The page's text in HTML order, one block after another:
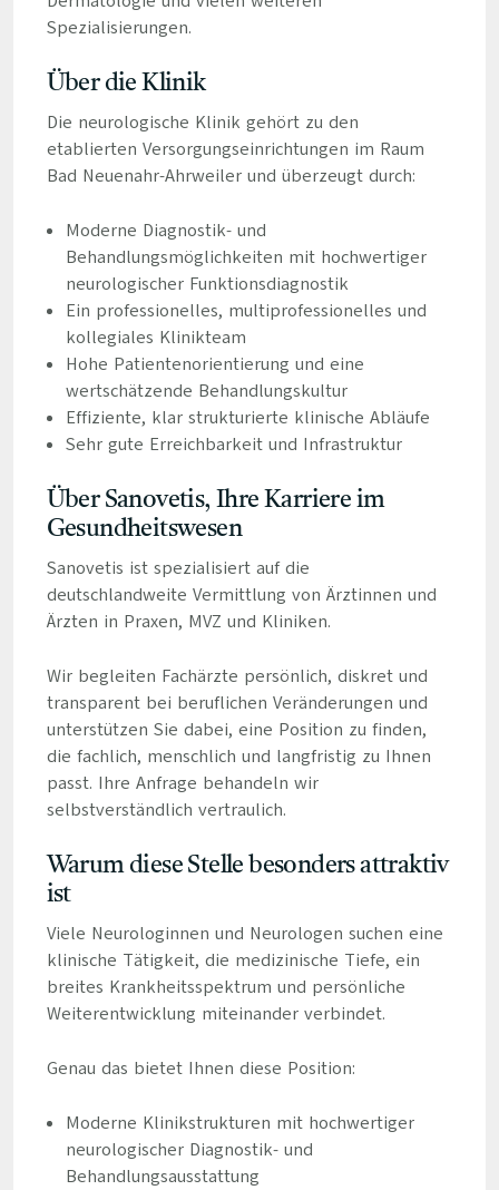
Spezialisierungen.
Über die Klinik
Die neurologische Klinik gehört zu den
etablierten Versorgungseinrichtungen im Raum
Bad Neuenahr-Ahrweiler und überzeugt durch:
Moderne Diagnostik- und
Behandlungsmöglichkeiten mit hochwertiger
neurologischer Funktionsdiagnostik
Ein professionelles, multiprofessionelles und
kollegiales Klinikteam
Hohe Patientenorientierung und eine
wertschätzende Behandlungskultur
Effiziente, klar strukturierte klinische Abläufe
Sehr gute Erreichbarkeit und Infrastruktur
Über Sanovetis, Ihre Karriere im
Gesundheitswesen
Sanovetis ist spezialisiert auf die
deutschlandweite Vermittlung von Ärztinnen und
Ärzten in Praxen, MVZ und Kliniken.
Wir begleiten Fachärzte persönlich, diskret und
transparent bei beruflichen Veränderungen und
unterstützen Sie dabei, eine Position zu finden,
die fachlich, menschlich und langfristig zu Ihnen
passt. Ihre Anfrage behandeln wir
selbstverständlich vertraulich.
Warum diese Stelle besonders attraktiv
ist
Viele Neurologinnen und Neurologen suchen eine
klinische Tätigkeit, die medizinische Tiefe, ein
breites Krankheitsspektrum und persönliche
Weiterentwicklung miteinander verbindet.
Genau das bietet Ihnen diese Position:
Moderne Klinikstrukturen mit hochwertiger
neurologischer Diagnostik- und
Behandlungsausstattung